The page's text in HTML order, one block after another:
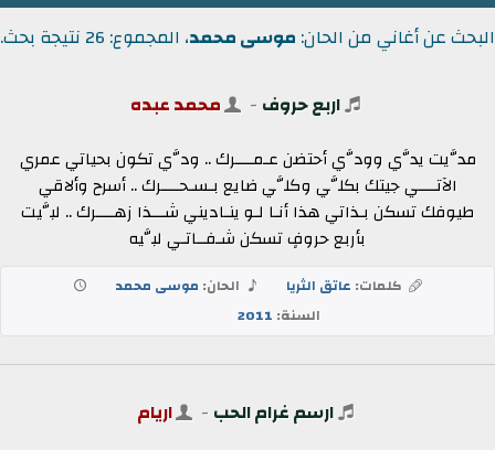
البحث عن أغاني من الحان: موسى محمد، المجموع: 26 نتيجة بحث.
اربع حروف - محمد عبده
مدَّيت يدَّي وودَّي أحتضن عـمــــرك .. ودَّي تكون بحياتي عمري
الآتــــي جيتك بكلَّي وكلَّي ضايع بـسـحــــرك .. أسرح وألاقي
طيوفك تسكن بـذاتي هذا أنـا لـو ينـاديني شـــذا زهــــرك .. لبَّيت
بأربع حروفٍ تسكن شـفــاتـي لبَّيه
كلمات: عاتق الثريا الحان: موسى محمد
السنة: 2011
ارسم غرام الحب - اريام